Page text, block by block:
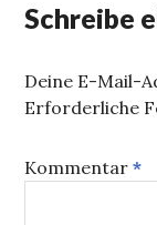
Schreibe
Deine E-Mail-
Erforderliche
Kommentar*